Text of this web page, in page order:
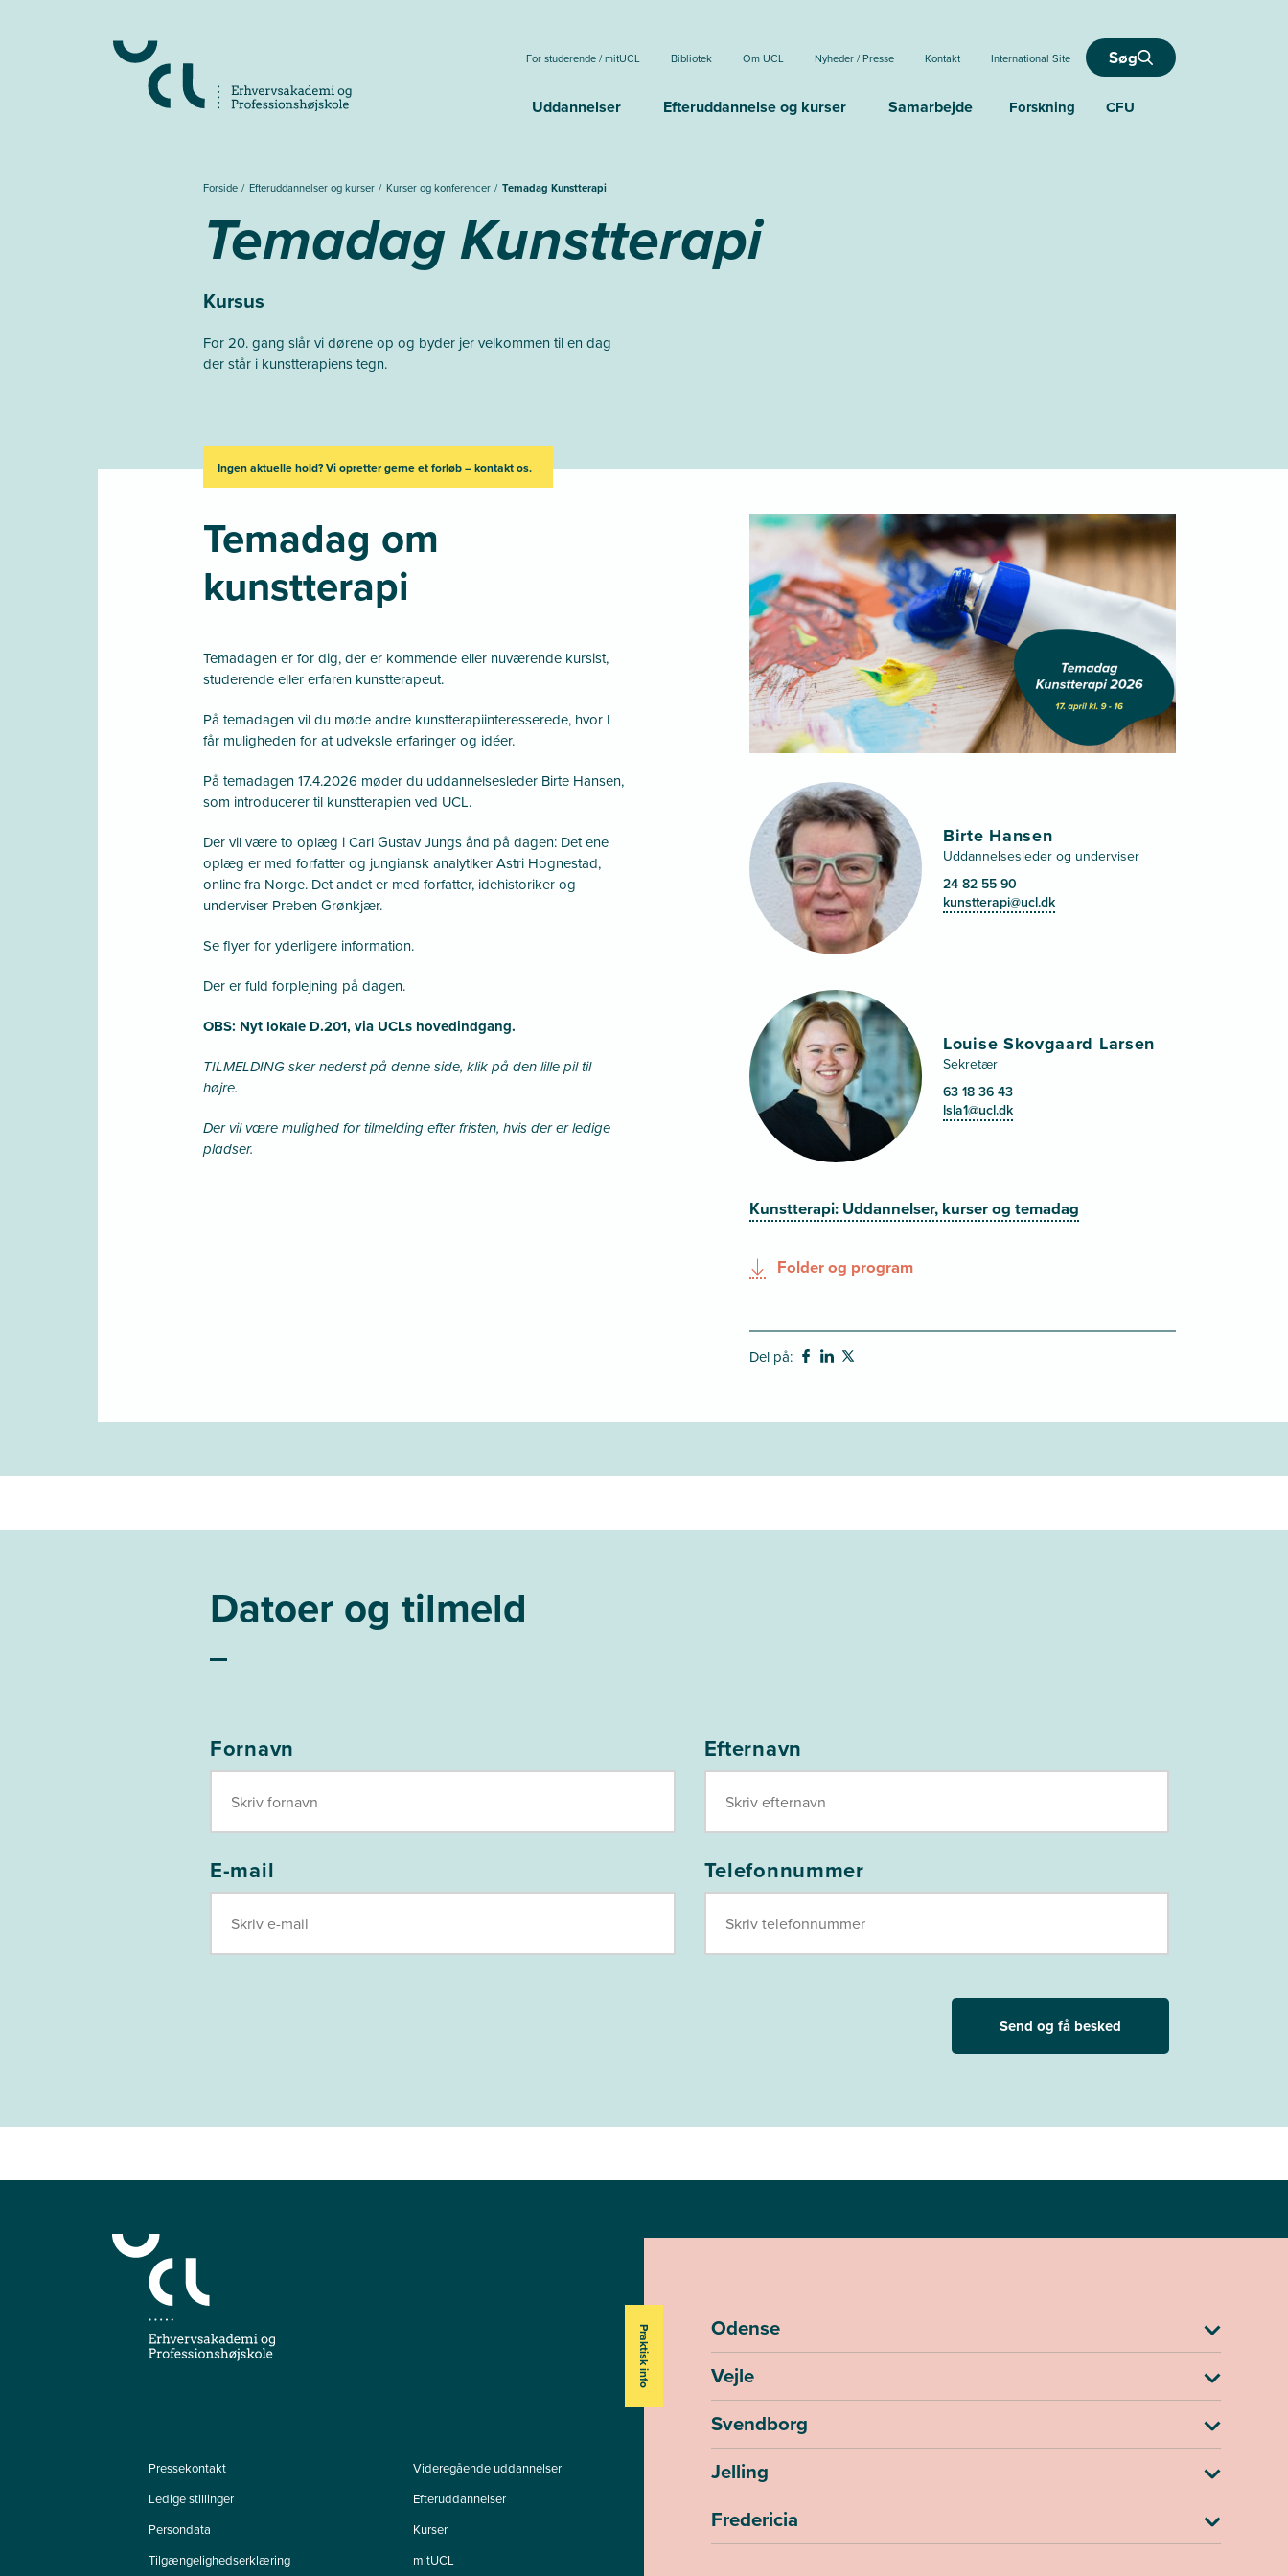
For studerende / mitUCL Bibliotek Om UCL Nyheder / Presse Kontakt International Site Søg
Uddannelser Efteruddannelse og kurser Samarbejde Forskning CFU
Forside Efteruddannelser og kurser Kurser og konferencer Temadag Kunstterapi
Temadag Kunstterapi
Kursus
For 20. gang slår vi dørene op og byder jer velkommen til en dag
der står i kunstterapiens tegn.
Ingen aktuelle hold? Vi opretter gerne et forløb – kontakt os.
Temadag om
kunstterapi
Temadagen er for dig, der er kommende eller nuværende kursist,
studerende eller erfaren kunstterapeut.
På temadagen vil du møde andre kunstterapiinteresserede, hvor I
får muligheden for at udveksle erfaringer og idéer.
På temadagen 17.4.2026 møder du uddannelsesleder Birte Hansen,
som introducerer til kunstterapien ved UCL.
Der vil være to oplæg i Carl Gustav Jungs ånd på dagen: Det ene
oplæg er med forfatter og jungiansk analytiker Astri Hognestad,
online fra Norge. Det andet er med forfatter, idehistoriker og
underviser Preben Grønkjær.
Se flyer for yderligere information.
Der er fuld forplejning på dagen.
OBS: Nyt lokale D.201, via UCLs hovedindgang.
TILMELDING sker nederst på denne side, klik på den lille pil til
højre.
Der vil være mulighed for tilmelding efter fristen, hvis der er ledige
pladser.
Birte Hansen
Uddannelsesleder og underviser
24 82 55 90
kunstterapi@ucl.dk
Louise Skovgaard Larsen
Sekretær
63 18 36 43
lsla1@ucl.dk
Kunstterapi: Uddannelser, kurser og temadag
Folder og program
Del på:
Datoer og tilmeld
Fornavn Efternavn
E-mail Telefonnummer
Send og få besked
Pressekontakt
Ledige stillinger
Persondata
Tilgængelighedserklæring
Videregående uddannelser
Efteruddannelser
Kurser
mitUCL
Praktisk info
Odense
Vejle
Svendborg
Jelling
Fredericia